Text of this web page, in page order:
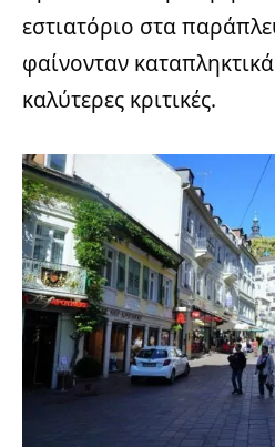
εστιατόριο στα
φαίνονταν
καλύτερες κριτικές.